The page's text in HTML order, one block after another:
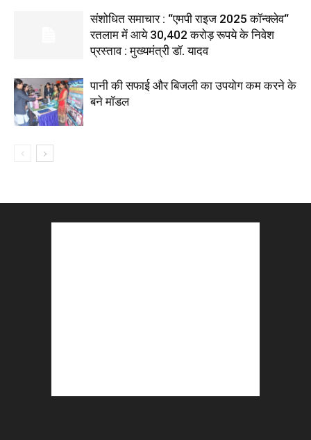
संशोधित समाचार : “एमपी राइज 2025 कॉन्क्लेव“
रतलाम में आये 30,402 करोड़ रूपये के निवेश
प्रस्ताव : मुख्यमंत्री डॉ. यादव
पानी की सफाई और बिजली का उपयोग कम करने के
बने मॉडल